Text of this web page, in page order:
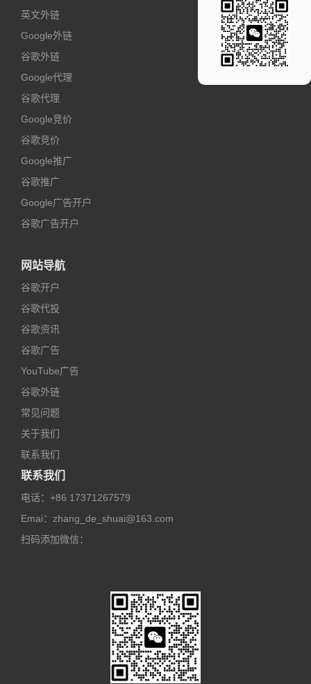
英文外链
Google外链
谷歌外链
Google代理
谷歌代理
Google竞价
谷歌竞价
Google推广
谷歌推广
Google广告开户
谷歌广告开户
网站导航
谷歌开户
谷歌代投
谷歌资讯
谷歌广告
YouTube广告
谷歌外链
常见问题
关于我们
联系我们
联系我们
电话： +86 17371267579
Emai： zhang_de_shuai@163.com
扫码添加微信：